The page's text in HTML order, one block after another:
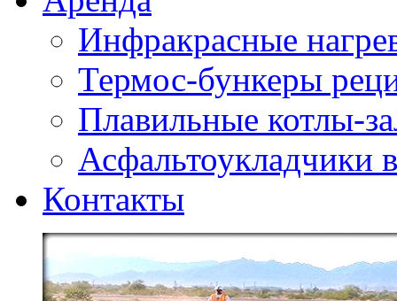
Инфракрасные
Термос-бункеры
Плавильные котлы-
Асфальтоукладчики
Контакты